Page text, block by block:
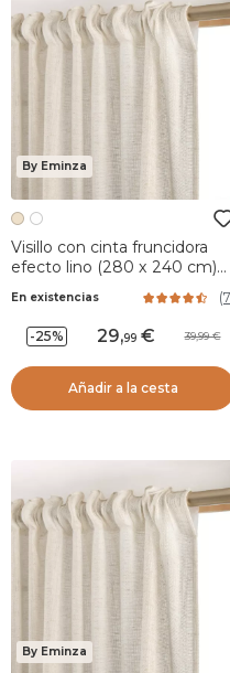
By Eminza
Visillo con cinta fruncidora
efecto lino (280 x 240 cm)
En existencias (7
-25% 29,99 39,99
Añadir a la cesta
By Eminza